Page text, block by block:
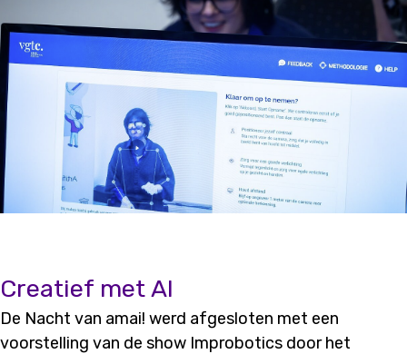
Creatief met AI
De Nacht van amai! werd afgesloten met een
voorstelling van de show Improbotics door het